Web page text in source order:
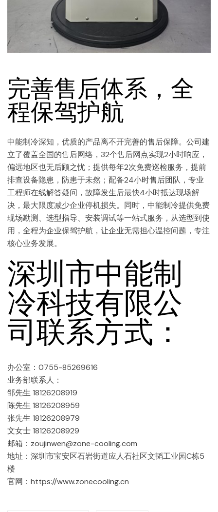
完善售后体系，全
程保驾护航
中能制冷深知，优质的产品离不开完善的售后保障。公司建
立了覆盖全国的售后网络，32个售后网点实现2小时响应，
偏远地区也无后顾之忧；提供每年2次免费巡检服务，提前
排查设备隐患，防患于未然；配备24小时售后团队，专业
工程师在线解答疑问，故障发生后最快4小时抵达现场解
决，最大限度减少企业停机损失。同时，中能制冷提供免费
现场勘测、选型指导、安装调试等一站式服务，从选型到使
用，全程为企业保驾护航，让企业无需担心温控问题，专注
核心业务发展。
深圳市中能制
冷科技有限公
司联系方式：
办公室：0755-85269616
业务部联系人：
邹先生 18126208919
陈先生 18126208959
张先生 18126208979
文女士 18126208929
邮箱：zoujinwen@zone-cooling.com
地址：深圳市宝安区石岩街道应人石社区文韬工业园C栋5
楼
官网：https://www.zonecooling.cn